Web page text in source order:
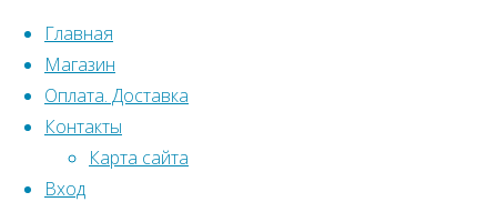
Перейти к содержимому
Главная
Магазин
Оплата. Доставка
Контакты
Карта сайта
Вход